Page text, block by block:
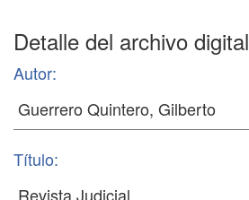
Detalle del archivo digital
Autor:
Título: